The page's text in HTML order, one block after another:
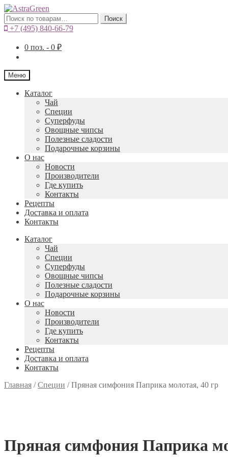
Искать: Поиск
+7 (495) 840-66-79
0 поз. - 0 ₽
Меню
Каталог
Чай
Специи
Cуперфуды
Овощные чипсы
Полезные сладости
Подарочные корзины
О нас
Новости
Производители
Где купить
Контакты
Рецепты
Доставка и оплата
Контакты
Каталог
Чай
Специи
Cуперфуды
Овощные чипсы
Полезные сладости
Подарочные корзины
О нас
Новости
Производители
Где купить
Контакты
Рецепты
Доставка и оплата
Контакты
Главная /Специи /Пряная симфония Паприка молотая, 40 гр
Пряная симфония Паприка